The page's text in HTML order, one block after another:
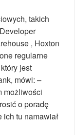
takich
, Hoxton
regularne
jest
mówi: –
możliwości
o poradę
tu namawiał